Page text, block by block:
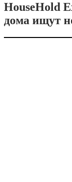
HouseHold
дома ищут